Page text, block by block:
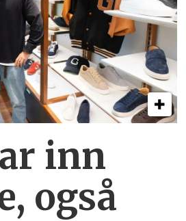
inn
også